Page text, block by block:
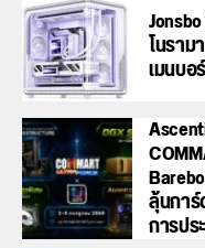
โนรา
เมนบ
ลุ้นกา
การป